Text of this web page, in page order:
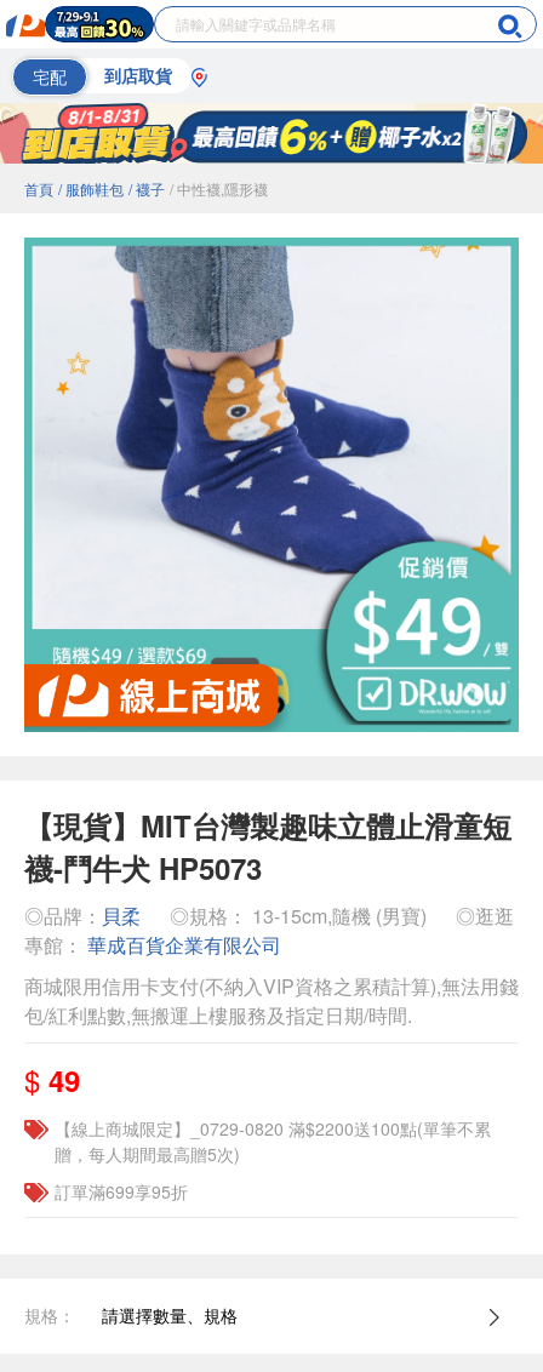
宅配 到店取貨
首頁 / 服飾鞋包 / 襪子 / 中性襪,隱形襪
【現貨】MIT台灣製趣味立體止滑童短
襪-鬥牛犬 HP5073
◎品牌： 貝柔 ◎規格： 13-15cm,隨機 (男寶)
◎逛逛
專館： 華成百貨企業有限公司
商城限用信用卡支付(不納入VIP資格之累積計算),無法用錢
包/紅利點數,無搬運上樓服務及指定日期/時間.
$ 49
【線上商城限定】_0729-0820 滿$2200送100點(單筆不累
贈，每人期間最高贈5次)
訂單滿699享95折
規格： 請選擇數量、規格